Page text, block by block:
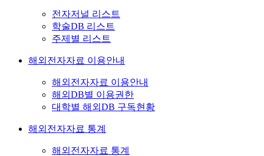
전자저널 리스트
학술DB 리스트
주제별 리스트
해외전자자료 이용안내
해외전자자료 이용안내
해외DB별 이용권한
대학별 해외DB 구독현황
해외전자자료 통계
해외전자자료 통계